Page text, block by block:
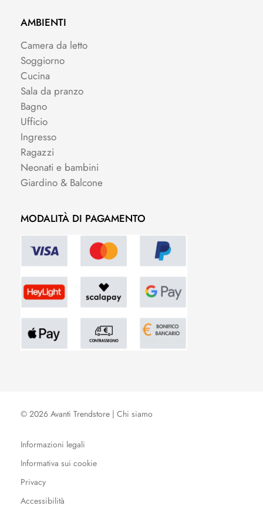
AMBIENTI
Camera da letto
Soggiorno
Cucina
Sala da pranzo
Bagno
Ufficio
Ingresso
Ragazzi
Neonati e bambini
Giardino & Balcone
MODALITÀ DI PAGAMENTO
© 2026 Avanti Trendstore | Chi siamo
Informazioni legali
Informativa sui cookie
Privacy
Accessibilità